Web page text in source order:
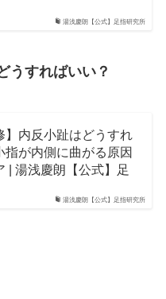
湯浅慶朗【公式】足指研究所
うすればいい？
湯浅慶朗【公式】足指研究所
】内反小趾はどうすれ
指が内側に曲がる原因
| 湯浅慶朗【公式】足